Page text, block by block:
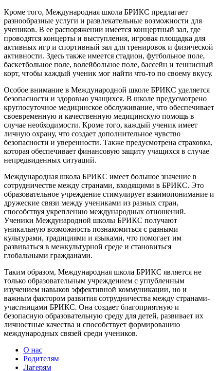
Кроме того, Международная школа БРИКС предлагает
разнообразные услуги и развлекательные возможности для
учеников. В ее распоряжении имеется концертный зал, где
проводятся концерты и выступления, игровая площадка для
активных игр и спортивный зал для тренировок и физической
активности. Здесь также имеется стадион, футбольное поле,
баскетбольное поле, волейбольное поле, бассейн и теннисный
корт, чтобы каждый ученик мог найти что-то по своему вкусу.
Особое внимание в Международной школе БРИКС уделяется
безопасности и здоровью учащихся. В школе предусмотрено
круглосуточное медицинское обслуживание, что обеспечивает
своевременную и качественную медицинскую помощь в
случае необходимости. Кроме того, каждый ученик имеет
личную охрану, что создает дополнительное чувство
безопасности и уверенности. Также предусмотрена страховка,
которая обеспечивает финансовую защиту учащихся в случае
непредвиденных ситуаций.
Международная школа БРИКС имеет большое значение в
сотрудничестве между странами, входящими в БРИКС. Это
образовательное учреждение стимулирует взаимопонимание и
дружеские связи между учениками из разных стран,
способствуя укреплению международных отношений.
Ученики Международной школы БРИКС получают
уникальную возможность познакомиться с разными
культурами, традициями и языками, что помогает им
развиваться в межкультурной среде и становиться
глобальными гражданами.
Таким образом, Международная школа БРИКС является не
только образовательным учреждением с углубленным
изучением навыков эффективной коммуникации, но и
важным фактором развития сотрудничества между странами-
участницами БРИКС. Она создает благоприятную и
безопасную образовательную среду для детей, развивает их
личностные качества и способствует формированию
международных связей среди учеников.
О нас
Родителям
Лагерям